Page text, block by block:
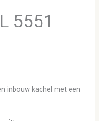
5551
inbouw kachel met een